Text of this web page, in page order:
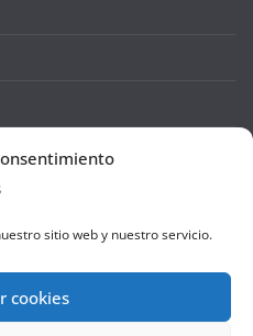
sitio web y nuestro servicio.
cookies